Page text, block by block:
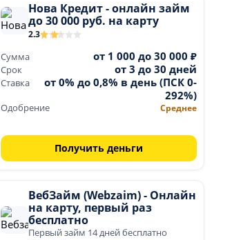
Нова Кредит - онлайн займ
до 30 000 руб. на карту
2.3
Сумма от 1 000 до 30 000 ₽
Срок от 3 до 30 дней
Ставка
от 0% до 0,8% в день (ПСК 0-
292%)
Одобрение Среднее
Получить деньги
ВебЗайм (Webzaim) - Онлайн
на карту, первый раз
бесплатно
Первый займ 14 дней бесплатно